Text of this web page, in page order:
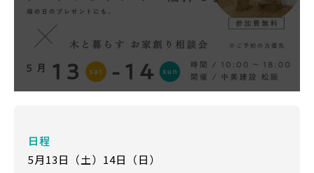
日程
5月13日（土）14日（日）